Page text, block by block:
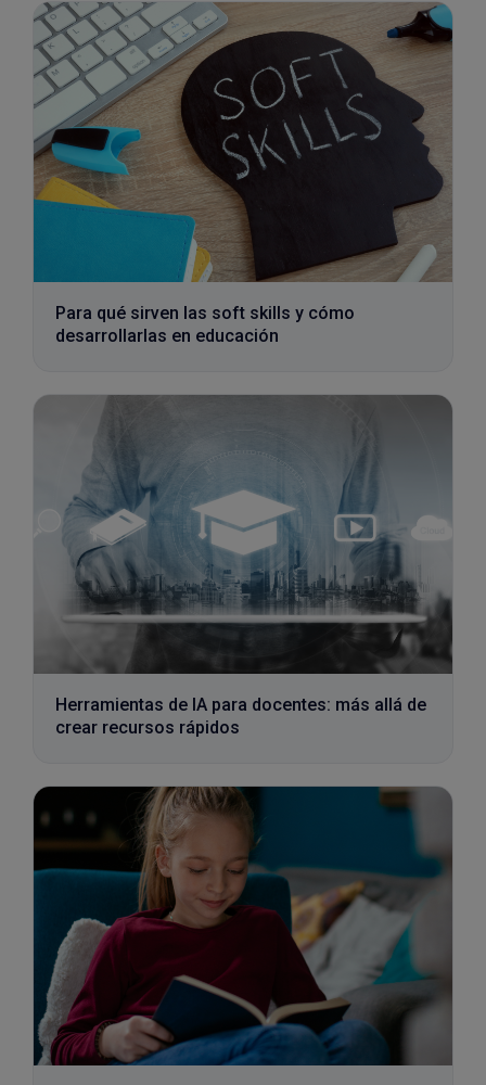
Para qué sirven las soft skills y cómo
desarrollarlas en educación
Herramientas de IA para docentes: más allá de
crear recursos rápidos